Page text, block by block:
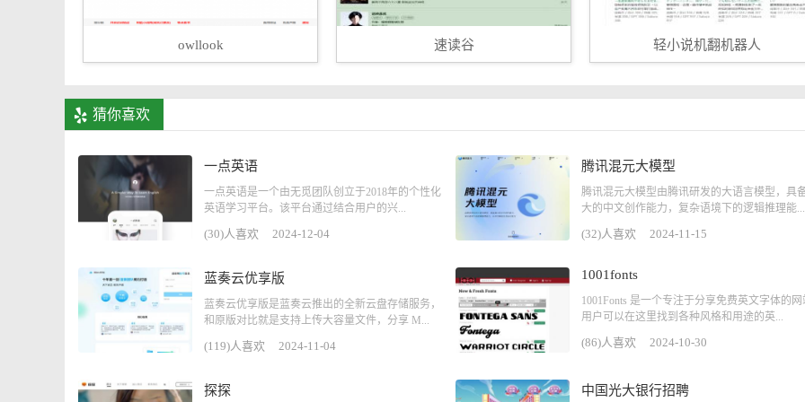
owllook 速读谷 轻小说机翻机器人
猜你喜欢
一点英语
一点英语是一个由无觅团队创立于2018年的个性化
英语学习平台。该平台通过结合用户的兴...
(30)人喜欢 2024-12-04
腾讯混元大模型
腾讯混元大模型由腾讯研发的大语言模型，具
大的中文创作能力，复杂语境下的逻辑推理能...
(32)人喜欢 2024-11-15
蓝奏云优享版
蓝奏云优享版是蓝奏云推出的全新云盘存储服务，
和原版对比就是支持上传大容量文件，分享 M...
(119)人喜欢 2024-11-04
1001fonts
1001Fonts 是一个专注于分享免费英文字体的网
用户可以在这里找到各种风格和用途的英...
(86)人喜欢 2024-10-30
探探 中国光大银行招聘